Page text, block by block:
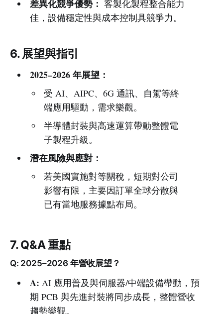
差異化競爭優勢： 客製化製程整合能力
佳，設備穩定性與成本控制具競爭力。
6. 展望與指引
2025–2026 年展望：
受 AI、AIPC、6G 通訊、自駕等終
端應用驅動，需求樂觀。
半導體封裝與高速運算帶動整體電
子製程升級。
潛在風險與應對：
若美國實施對等關稅，短期對公司
影響有限，主要因訂單全球分散與
已有當地服務據點布局。
7. Q&A 重點
Q: 2025–2026 年營收展望？
A: AI 應用普及與伺服器/中端設備帶動，預
期 PCB 與先進封裝將同步成長，整體營收
趨勢樂觀。